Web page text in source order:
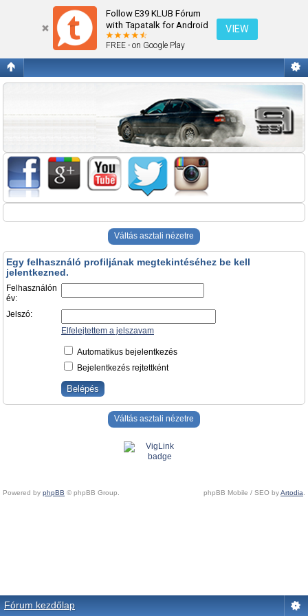
Follow E39 KLUB Fórum
with Tapatalk for Android
FREE - on Google Play
VIEW
Belépés
Váltás asztali nézetre
Egy felhasználó profiljának megtekintéséhez be kell
jelentkezned.
Felhasználón
év:
Jelszó:
Elfelejtettem a jelszavam
Automatikus bejelentkezés
Bejelentkezés rejtettként
Váltás asztali nézetre
Powered by phpBB © phpBB Group. phpBB Mobile / SEO byArtodia.
Fórum kezdőlap